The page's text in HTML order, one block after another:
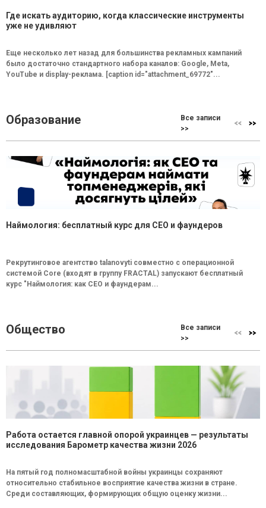
Где искать аудиторию, когда классические инструменты
уже не удивляют
Еще несколько лет назад для большинства рекламных кампаний
было достаточно стандартного набора каналов: Google, Meta,
YouTube и display-реклама. [caption id="attachment_69772"...
Образование
Все записи
>>
Наймология: бесплатный курс для CEO и фаундеров
Рекрутинговое агентство talanovyti совместно с операционной
системой Core (входят в группу FRACTAL) запускают бесплатный
курс "Наймология: как СEO и фаундерам...
Общество
Все записи
>>
Работа остается главной опорой украинцев — результаты
исследования Барометр качества жизни 2026
На пятый год полномасштабной войны украинцы сохраняют
относительно стабильное восприятие качества жизни в стране.
Среди составляющих, формирующих общую оценку жизни...